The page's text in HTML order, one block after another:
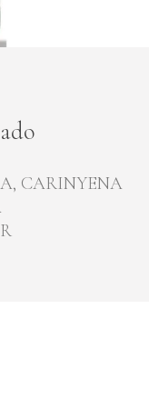
CARINYENA